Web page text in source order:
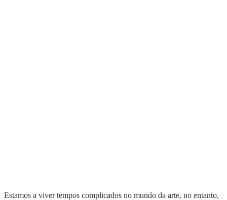
Estamos a viver tempos complicados no mundo da arte, no entanto,